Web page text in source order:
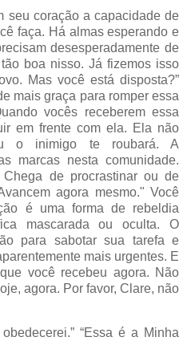
seu coração a capacidade de
faça. Há almas esperando e
desesperadamente de
boa nisso. Já fizemos isso
Mas você está disposta?”
mais graça para romper essa
vocês receberem essa
em frente com ela. Ela não
o inimigo te roubará. A
marcas nesta comunidade.
Chega de procrastinar ou de
agora mesmo." Você
é uma forma de rebeldia
mascarada ou oculta. O
para sabotar sua tarefa e
mais urgentes. E
você recebeu agora. Não
agora. Por favor, Clare, não
“Essa é a Minha